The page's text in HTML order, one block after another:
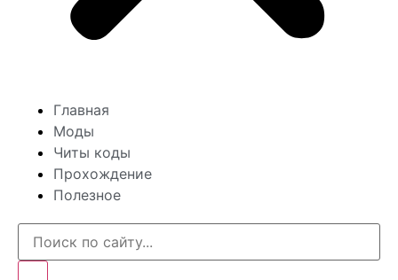
Главная
Моды
Читы коды
Прохождение
Полезное